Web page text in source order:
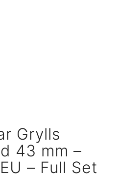
Grylls
43 mm –
– Full Set